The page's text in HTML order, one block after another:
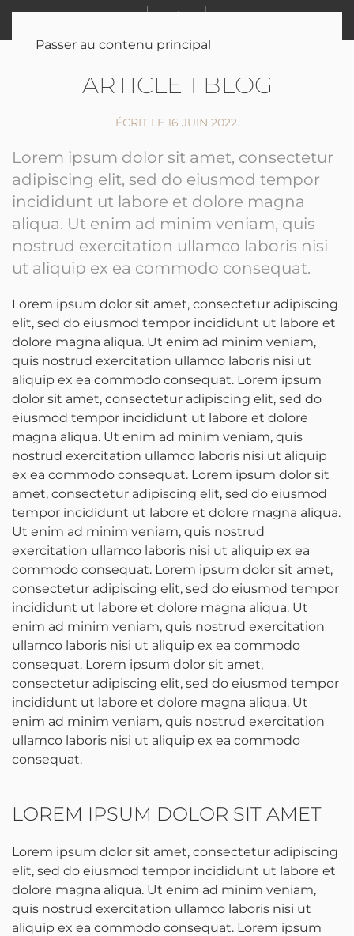
Passer au contenu principal
ARTICLE 1 BLOG
ÉCRIT LE 16 JUIN 2022.
Lorem ipsum dolor sit amet, consectetur
adipiscing elit, sed do eiusmod tempor
incididunt ut labore et dolore magna
aliqua. Ut enim ad minim veniam, quis
nostrud exercitation ullamco laboris nisi
ut aliquip ex ea commodo consequat.
Lorem ipsum dolor sit amet, consectetur adipiscing
elit, sed do eiusmod tempor incididunt ut labore et
dolore magna aliqua. Ut enim ad minim veniam,
quis nostrud exercitation ullamco laboris nisi ut
aliquip ex ea commodo consequat. Lorem ipsum
dolor sit amet, consectetur adipiscing elit, sed do
eiusmod tempor incididunt ut labore et dolore
magna aliqua. Ut enim ad minim veniam, quis
nostrud exercitation ullamco laboris nisi ut aliquip
ex ea commodo consequat. Lorem ipsum dolor sit
amet, consectetur adipiscing elit, sed do eiusmod
tempor incididunt ut labore et dolore magna aliqua.
Ut enim ad minim veniam, quis nostrud
exercitation ullamco laboris nisi ut aliquip ex ea
commodo consequat. Lorem ipsum dolor sit amet,
consectetur adipiscing elit, sed do eiusmod tempor
incididunt ut labore et dolore magna aliqua. Ut
enim ad minim veniam, quis nostrud exercitation
ullamco laboris nisi ut aliquip ex ea commodo
consequat. Lorem ipsum dolor sit amet,
consectetur adipiscing elit, sed do eiusmod tempor
incididunt ut labore et dolore magna aliqua. Ut
enim ad minim veniam, quis nostrud exercitation
ullamco laboris nisi ut aliquip ex ea commodo
consequat.
LOREM IPSUM DOLOR SIT AMET
Lorem ipsum dolor sit amet, consectetur adipiscing
elit, sed do eiusmod tempor incididunt ut labore et
dolore magna aliqua. Ut enim ad minim veniam,
quis nostrud exercitation ullamco laboris nisi ut
aliquip ex ea commodo consequat. Lorem ipsum